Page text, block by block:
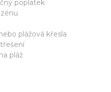
poplatek
plážová křesla
pláž